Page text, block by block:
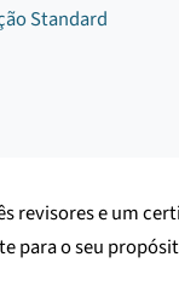
Standard
revisores e um
para o seu